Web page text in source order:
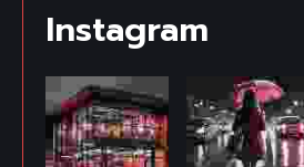
Instagram